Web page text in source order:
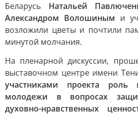
Беларусь Натальей
Александром Волошиным и
возложили цветы и почтили
минутой молчания.
На пленарной дискуссии,
выставочном центре имени
участниками проекта роль
молодежи в вопросах
духовно-нравственных